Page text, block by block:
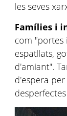
les seves
Famílies i
com "portes
espatllats,
d'amiant".
d'espera